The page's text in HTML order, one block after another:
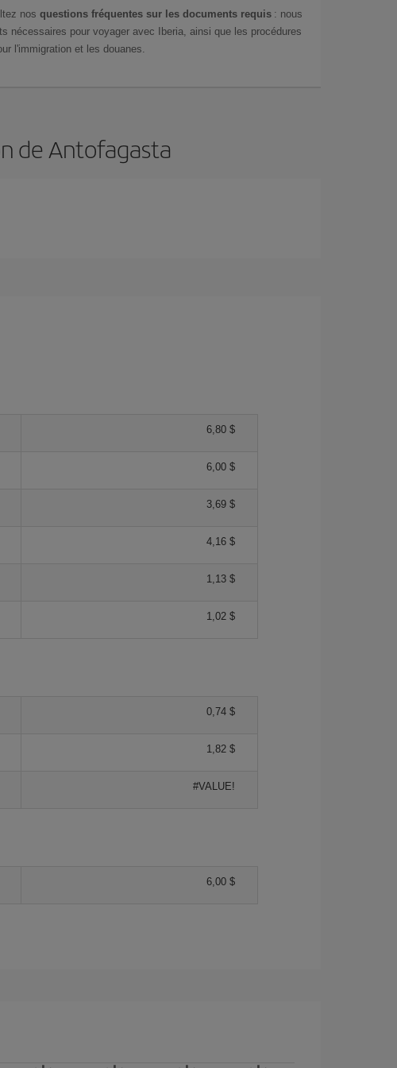
nos questions fréquentes sur les documents requis : nous
nécessaires pour voyager avec Iberia, ainsi que les procédures
l'immigration et les douanes.
de Antofagasta
6,80 $
6,00 $
3,69 $
4,16 $
1,13 $
1,02 $
0,74 $
1,82 $
#VALUE!
6,00 $